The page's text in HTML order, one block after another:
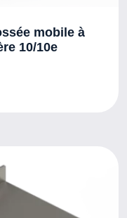
mobile à
10/10e